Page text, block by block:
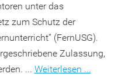
unter das
zum Schutz der
(FernUSG).
Zulassung,
... Weiterlesen ...